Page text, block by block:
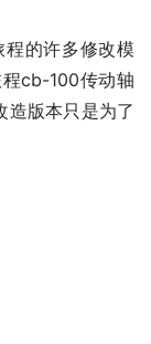
的许多修改模
cb-100传动轴
造版本只是为了